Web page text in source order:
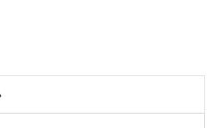
Aksara